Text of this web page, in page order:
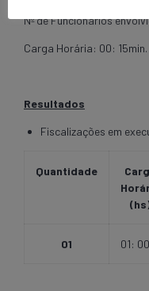
Nº de Funcionários
Carga Horária: 00: 15min.
Resultados
Fiscalizações em
Quantidade
01 01: 00